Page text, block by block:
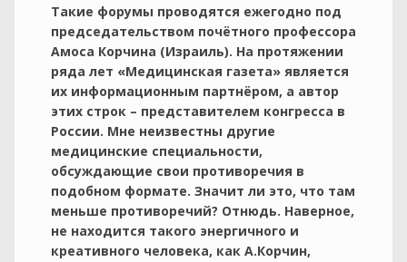
Такие форумы проводятся ежегодно под
председательством почётного профессора
Амоса Корчина (Израиль). На протяжении
ряда лет «Медицинская газета» является
их информационным партнёром, а автор
этих строк – представителем конгресса в
России. Мне неизвестны другие
медицинские специальности,
обсуждающие свои противоречия в
подобном формате. Значит ли это, что там
меньше противоречий? Отнюдь. Наверное,
не находится такого энергичного и
креативного человека, как А.Корчин,